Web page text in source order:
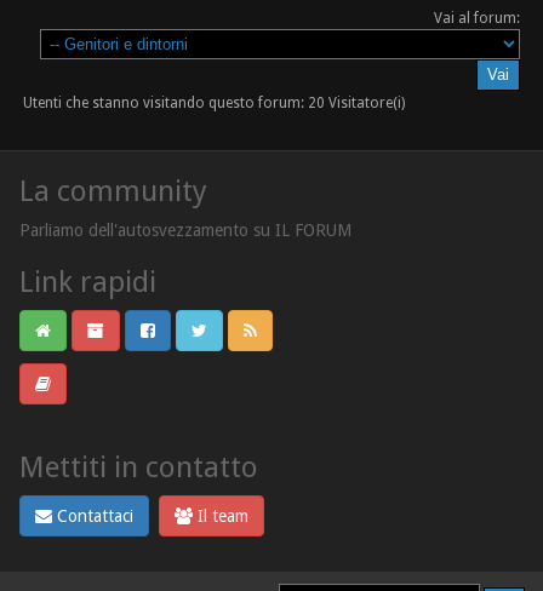
Vai al forum:
Utenti che stanno visitando questo forum: 20 Visitatore(i)
La community
Parliamo dell'autosvezzamento su IL FORUM
Link rapidi
Mettiti in contatto
Contattaci Il team